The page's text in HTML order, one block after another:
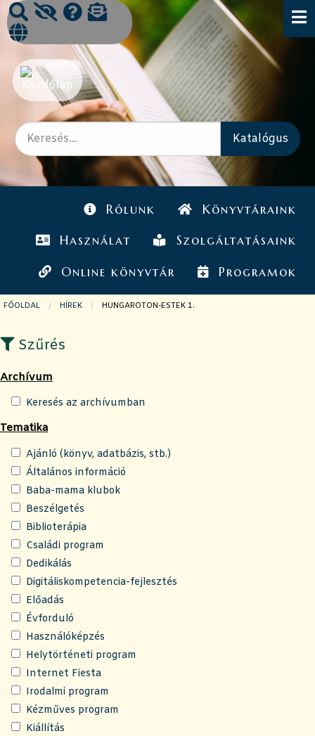
Rólunk Könyvtáraink
Használat Szolgáltatásaink
Online könyvtár Programok
FŐOLDAL HÍREK JELENLEGI OLDAL:
HUNGAROTON-ESTEK 1.
Szűrés
Archívum
Keresés az archívumban
Tematika
Ajánló (könyv, adatbázis, stb.)
Általános információ
Baba-mama klubok
Beszélgetés
Biblioterápia
Családi program
Dedikálás
Digitáliskompetencia-fejlesztés
Előadás
Évforduló
Használóképzés
Helytörténeti program
Internet Fiesta
Irodalmi program
Kézműves program
Kiállítás